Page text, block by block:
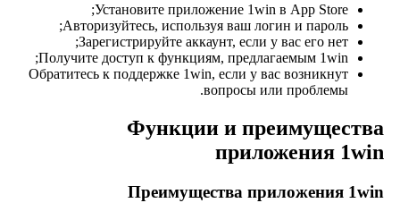
Установите приложение 1win в App Store;
Авторизуйтесь, используя ваш логин и пароль;
Зарегистрируйте аккаунт, если у вас его нет;
Получите доступ к функциям, предлагаемым 1win;
Обратитесь к поддержке 1win, если у вас возникнут
вопросы или проблемы.
Функции и преимущества
приложения 1win
Преимущества приложения 1win